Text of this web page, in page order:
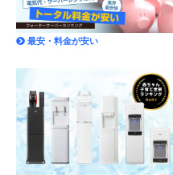
最安・料金が安い